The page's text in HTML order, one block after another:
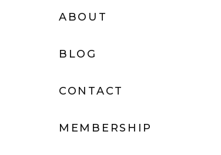
ABOUT
BLOG
CONTACT
MEMBERSHIP